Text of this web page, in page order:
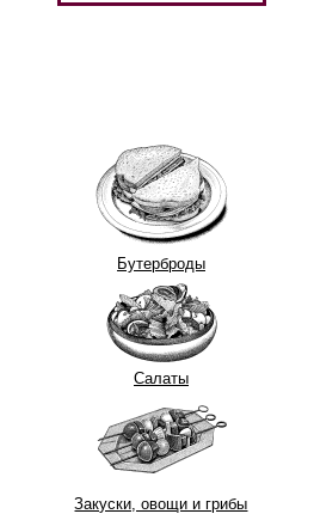
Бутерброды
Салаты
Закуски, овощи и грибы